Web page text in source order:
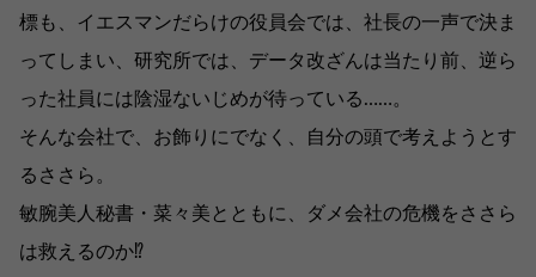
標も、イエスマンだらけの役員会では、社長の一声で決ま
ってしまい、研究所では、データ改ざんは当たり前、逆ら
った社員には陰湿ないじめが待っている……。
そんな会社で、お飾りにでなく、自分の頭で考えようとす
るささら。
敏腕美人秘書・菜々美とともに、ダメ会社の危機をささら
は救えるのか⁉